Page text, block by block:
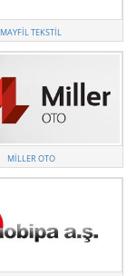
MAYFIL TEKSTIL
MILLER OTO